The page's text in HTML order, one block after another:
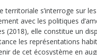
territoriale s’interroge sur
avec les politiques
(2018), elle constitue un
les représentations
de cet écosystème en